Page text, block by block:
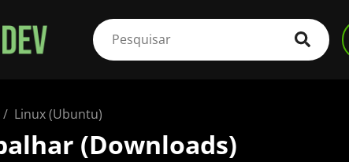
Linux (Ubuntu)
(Downloads)